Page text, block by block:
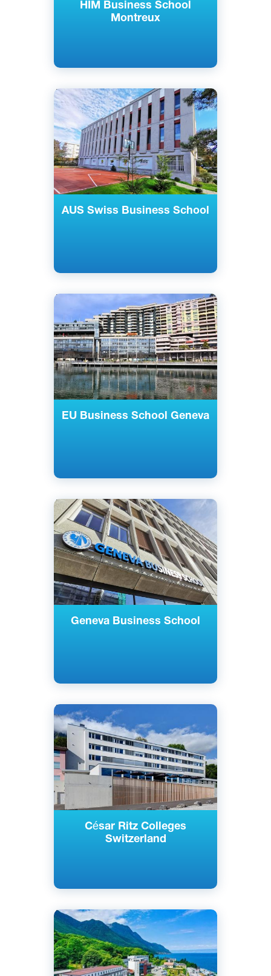
HIM Business School
Montreux
AUS Swiss Business School
Английский
Ла-Тур-де-Пейльц, Швейцария
Частный
EU Business School Geneva
Английский
Женева, Швейцария
Частный
Geneva Business School
Английский
Женева, Швейцария
Частный
César Ritz Colleges
Switzerland
Английский
Ле-Бувре, Бриг, Швейцария
Частный
Английский
Ле-Бувре, Бриг, Швейцария
Частный